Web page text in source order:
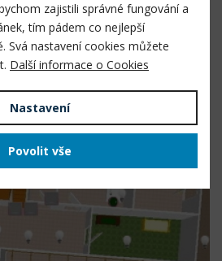
zajistili správné fungování a
tím pádem co nejlepší
Svá nastavení cookies můžete
Další informace o Cookies
Nastavení
Povolit vše